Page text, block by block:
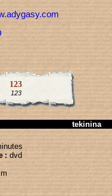
123
123
tekinina
: dvd